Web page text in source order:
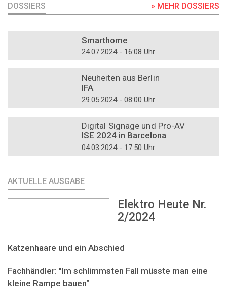
DOSSIERS » MEHR DOSSIERS
Smarthome
24.07.2024 - 16:08 Uhr
Neuheiten aus Berlin
IFA
29.05.2024 - 08:00 Uhr
Digital Signage und Pro-AV
ISE 2024 in Barcelona
04.03.2024 - 17:50 Uhr
AKTUELLE AUSGABE
Elektro Heute Nr.
2/2024
Katzenhaare und ein Abschied
Fachhändler: "Im schlimmsten Fall müsste man eine
kleine Rampe bauen"